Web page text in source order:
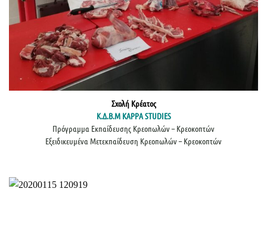
Σχολή Κρέατος
Κ.Δ.Β.Μ KAPPA STUDIES
Πρόγραμμα Εκπαίδευσης Κρεοπωλών – Κρεοκοπτών
Εξειδικευμένα Μετεκπαίδευση Κρεοπωλών – Κρεοκοπτών